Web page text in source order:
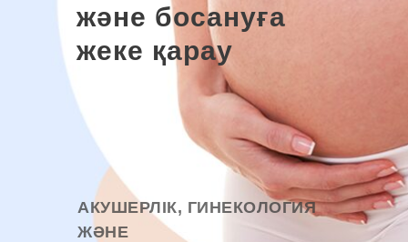
және босануға
жеке қарау
АКУШЕРЛІК, ГИНЕКОЛОГИЯ
ЖӘНЕ